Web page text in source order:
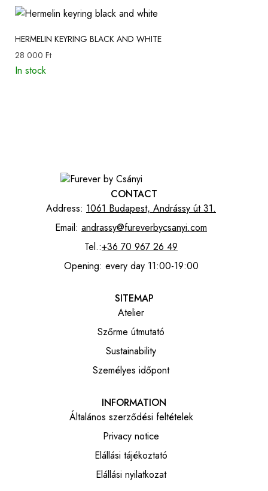
HERMELIN KEYRING BLACK AND WHITE
28 000 Ft
In stock
CONTACT
Address: 1061 Budapest, Andrássy út 31.
Email: andrassy@fureverbycsanyi.com
Tel.:+36 70 967 26 49
Opening: every day 11:00-19:00
SITEMAP
Atelier
Szőrme útmutató
Sustainability
Személyes időpont
INFORMATION
Általános szerződési feltételek
Privacy notice
Elállási tájékoztató
Elállási nyilatkozat